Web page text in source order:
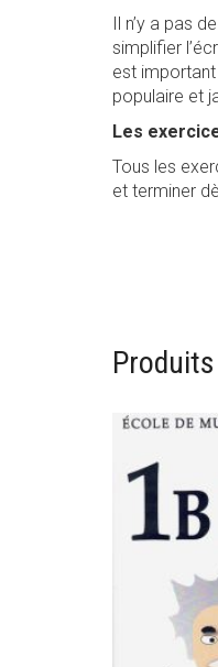
Il n’y a pas
simplifier
est important
populaire et
Les
Tous les
et terminer